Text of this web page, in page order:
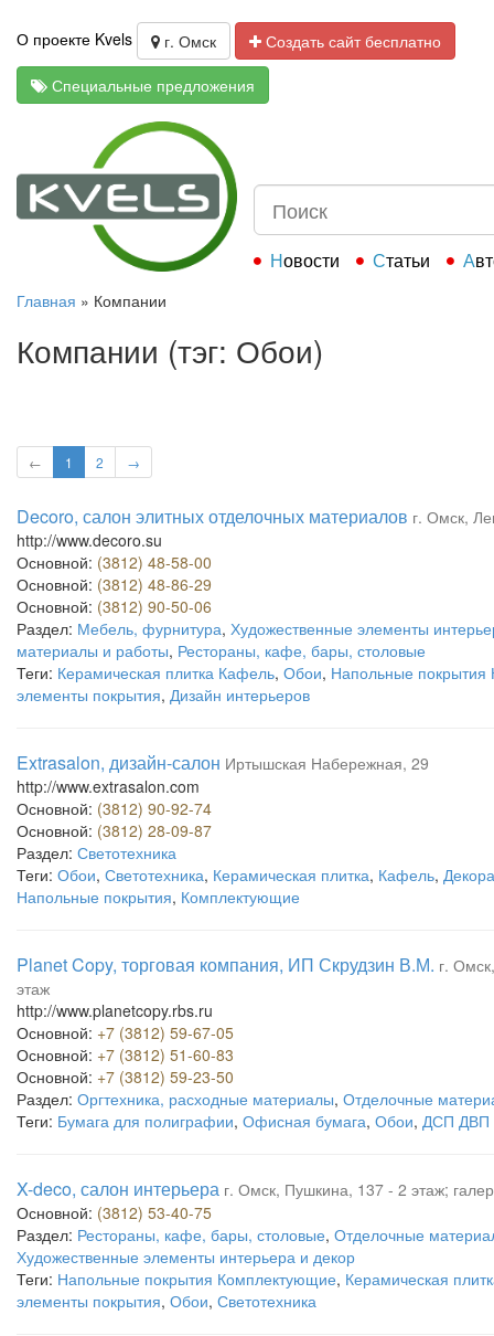
О проекте Kvels г. Омск
Создать сайт бесплатно
Специальные предложения
Новости Статьи
Главная » Компании
Компании (тэг: Обои)
← 1 2 →
Decoro, салон элитных отделочных материалов г. Омск,
http://www.decoro.su
Основной: (3812) 48-58-00
Основной: (3812) 48-86-29
Основной: (3812) 90-50-06
Раздел: Мебель, фурнитура, Художественные элементы
материалы и работы, Рестораны, кафе, бары, столовые
Теги: Керамическая плитка Кафель, Обои, Напольные
элементы покрытия, Дизайн интерьеров
Extrasalon, дизайн-салон Иртышская Набережная, 29
http://www.extrasalon.com
Основной: (3812) 90-92-74
Основной: (3812) 28-09-87
Раздел: Светотехника
Теги: Обои, Светотехника, Керамическая плитка, Кафель,
Напольные покрытия, Комплектующие
Planet Copy, торговая компания, ИП Скрудзин В.М. г.
этаж
http://www.planetcopy.rbs.ru
Основной: +7 (3812) 59-67-05
Основной: +7 (3812) 51-60-83
Основной: +7 (3812) 59-23-50
Раздел: Оргтехника, расходные материалы, Отделочные
Теги: Бумага для полиграфии, Офисная бумага, Обои, ДСП ДВП
X-deco, салон интерьера г. Омск, Пушкина, 137 - 2 этаж;
Основной: (3812) 53-40-75
Раздел: Рестораны, кафе, бары, столовые, Отделочные
Художественные элементы интерьера и декор
Теги: Напольные покрытия Комплектующие, Керамическая
элементы покрытия, Обои, Светотехника